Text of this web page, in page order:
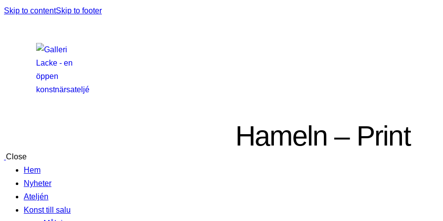
Skip to contentSkip to footer
Hameln – Print
Close
Hem
Nyheter
Ateljén
Konst till salu